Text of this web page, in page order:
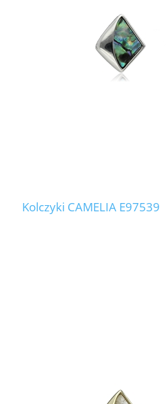
Kolczyki CAMELIA E97539